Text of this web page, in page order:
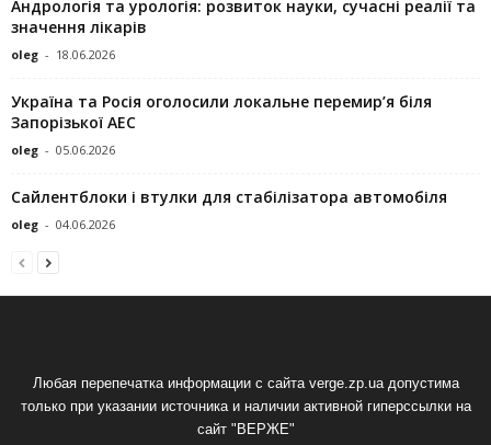
Андрологія та урологія: розвиток науки, сучасні реалії та
значення лікарів
oleg - 18.06.2026
Україна та Росія оголосили локальне перемир’я біля
Запорізької АЕС
oleg - 05.06.2026
Сайлентблоки і втулки для стабілізатора автомобіля
oleg - 04.06.2026
Любая перепечатка информации с сайта verge.zp.ua допустима
только при указании источника и наличии активной гиперссылки на
сайт "ВЕРЖЕ"